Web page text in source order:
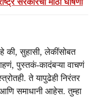
सरकारची मोठी घोषणा
की, सुहासी, लेकींसोबत
पुस्तकं-कादंबऱ्या वाचणं
ते यापुढेही निरंतर
समाधानी आहेस. तुम्हा